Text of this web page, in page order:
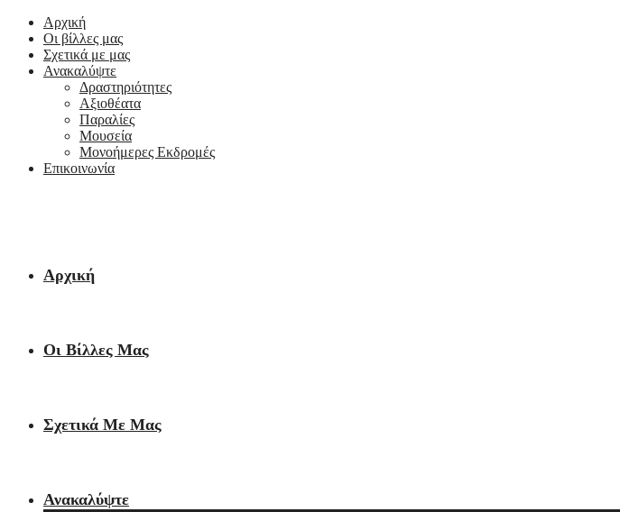
Αρχική
Οι βίλλες μας
Σχετικά με μας
Ανακαλύψτε
Δραστηριότητες
Αξιοθέατα
Παραλίες
Μουσεία
Μονοήμερες Εκδρομές
Επικοινωνία
Αρχική
Οι Βίλλες Μας
Σχετικά Με Μας
Ανακαλύψτε